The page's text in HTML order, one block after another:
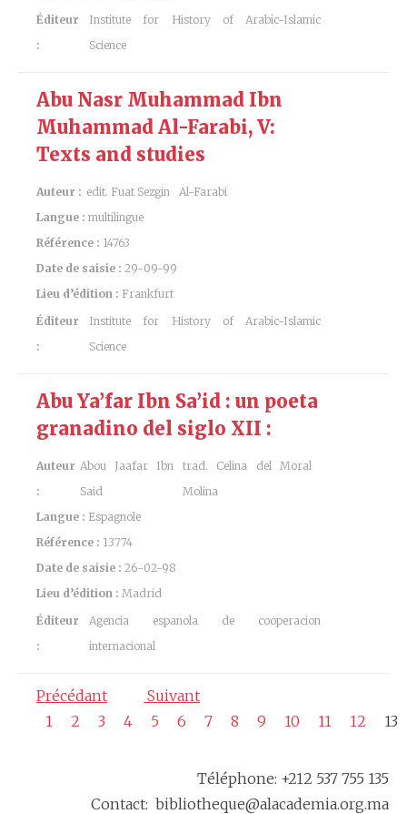
Éditeur
:
Institute for History of Arabic-Islamic
Science
Abu Nasr Muhammad Ibn
Muhammad Al-Farabi, V:
Texts and studies
Auteur : edit. Fuat Sezgin
Al-Farabi
Langue : multilingue
Référence : 14763
Date de saisie : 29-09-99
Lieu d’édition : Frankfurt
Éditeur
:
Institute for History of Arabic-Islamic
Science
Abu Ya’far Ibn Sa’id : un poeta
granadino del siglo XII :
Auteur
:
Abou Jaafar Ibn
Said
trad. Celina del Moral
Molina
Langue : Espagnole
Référence : 13774
Date de saisie : 26-02-98
Lieu d’édition : Madrid
Éditeur
:
Agencia espanola de cooperacion
internacional
Précédant
Suivant
1
2 3 4 5 6 7 8 9 10 11 12 13
Téléphone: +212 537 755 135
Contact: bibliotheque@alacademia.org.ma